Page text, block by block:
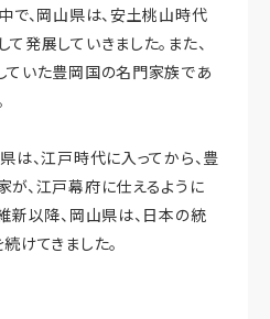
で、岡山県は、安土桃山時代
発展していきました。また、
ていた豊岡国の名門家族であ
は、江戸時代に入ってから、豊
が、江戸幕府に仕えるように
新以降、岡山県は、日本の統
けてきました。